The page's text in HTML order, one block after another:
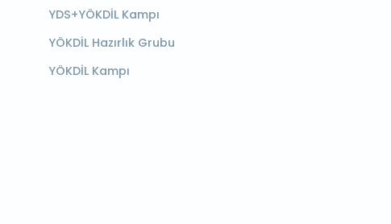
YDS+YÖKDİL Kampı
YÖKDİL Hazırlık Grubu
YÖKDİL Kampı